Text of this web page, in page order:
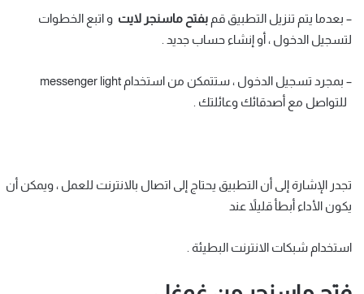
– بعدما يتم تنزيل التطبيق قم بفتح ماسنجر لايت و اتبع الخطوات
لتسجيل الدخول ، أو إنشاء حساب جديد .
– بمجرد تسجيل الدخول ، ستتمكن من استخدام messenger light
للتواصل مع أصدقائك وعائلتك .
تجدر الإشارة إلى أن التطبيق يحتاج إلى اتصال بالانترنت للعمل ، ويمكن أن
يكون الأداء أبطأ قليلاً عند
استخدام شبكات الانترنت البطيئة .